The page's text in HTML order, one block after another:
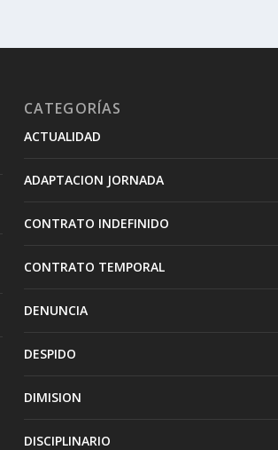
CATEGORÍAS
ACTUALIDAD
ADAPTACION JORNADA
CONTRATO INDEFINIDO
CONTRATO TEMPORAL
DENUNCIA
DESPIDO
DIMISION
DISCIPLINARIO